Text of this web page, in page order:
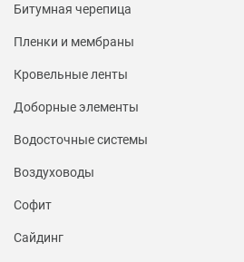
Битумная черепица
Пленки и мембраны
Кровельные ленты
Доборные элементы
Водосточные системы
Воздуховоды
Софит
Сайдинг